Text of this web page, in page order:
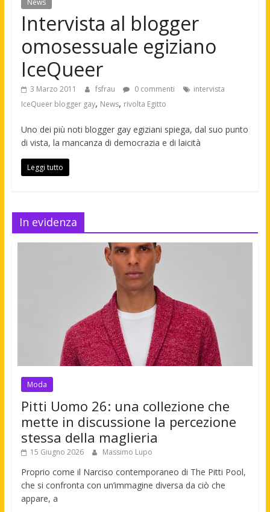
News
Intervista al blogger
omosessuale egiziano
IceQueer
3 Marzo 2011 fsfrau 0 commenti
intervista
IceQueer blogger gay, News, rivolta Egitto
Uno dei più noti blogger gay egiziani spiega, dal suo punto
di vista, la mancanza di democrazia e di laicità
Leggi tutto
In evidenza
Moda
Pitti Uomo 26: una collezione che
mette in discussione la percezione
stessa della maglieria
15 Giugno 2026 Massimo Lupo
Proprio come il Narciso contemporaneo di The Pitti Pool,
che si confronta con un’immagine diversa da ciò che
appare, a